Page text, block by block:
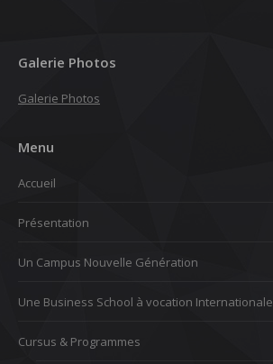
Galerie Photos
Galerie Photos
Menu
Accueil
Présentation
Un Campus Nouvelle Génération
Une Business School à vocation Internationale
Cursus & Programmes